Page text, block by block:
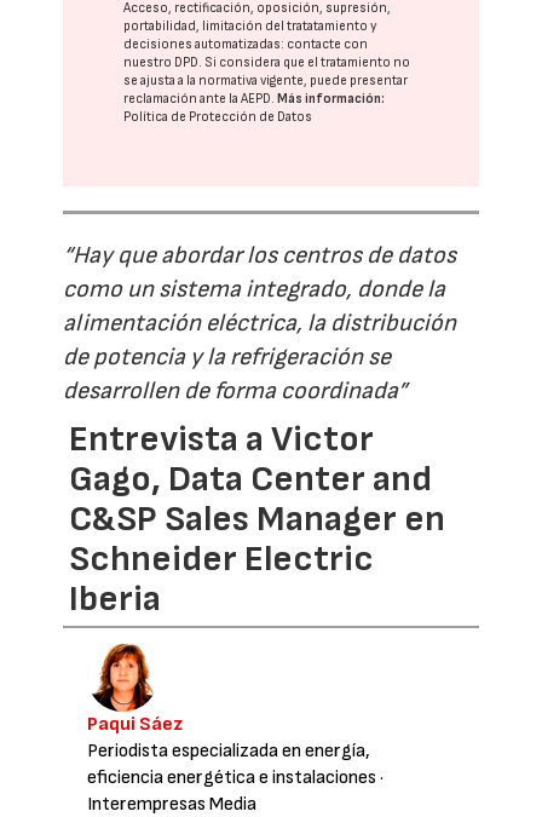
Acceso, rectificación, oposición, supresión,
portabilidad, limitación del tratatamiento y
decisiones automatizadas: contacte con
nuestro DPD. Si considera que el tratamiento no
se ajusta a la normativa vigente, puede presentar
reclamación ante laAEPD. Más información:
Política de Protección de Datos
“Hay que abordar los centros de datos
como un sistema integrado, donde la
alimentación eléctrica, la distribución
de potencia y la refrigeración se
desarrollen de forma coordinada”
Entrevista a Victor
Gago, Data Center and
C&SP Sales Manager en
Schneider Electric
Iberia
Paqui Sáez
Periodista especializada en energía,
eficiencia energética e instalaciones ·
Interempresas Media